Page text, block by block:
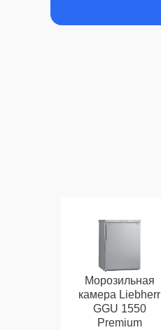
Морозильная
камера Liebherr
GGU 1550
Premium